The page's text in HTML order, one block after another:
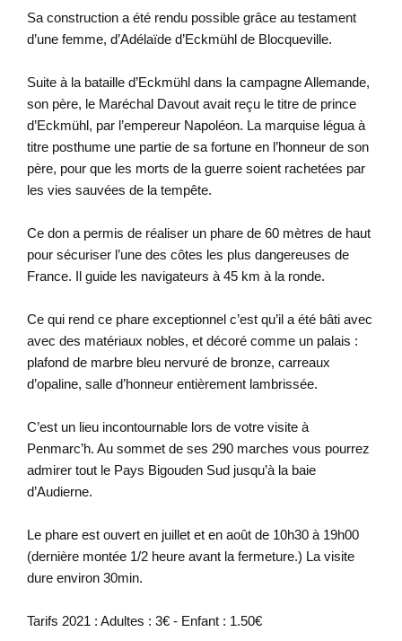
Sa construction a été rendu possible grâce au testament
d’une femme, d’Adélaïde d’Eckmühl de Blocqueville.
Suite à la bataille d’Eckmühl dans la campagne Allemande,
son père, le Maréchal Davout avait reçu le titre de prince
d’Eckmühl, par l’empereur Napoléon. La marquise légua à
titre posthume une partie de sa fortune en l’honneur de son
père, pour que les morts de la guerre soient rachetées par
les vies sauvées de la tempête.
Ce don a permis de réaliser un phare de 60 mètres de haut
pour sécuriser l’une des côtes les plus dangereuses de
France. Il guide les navigateurs à 45 km à la ronde.
Ce qui rend ce phare exceptionnel c’est qu’il a été bâti avec
avec des matériaux nobles, et décoré comme un palais :
plafond de marbre bleu nervuré de bronze, carreaux
d’opaline, salle d’honneur entièrement lambrissée.
C’est un lieu incontournable lors de votre visite à
Penmarc’h. Au sommet de ses 290 marches vous pourrez
admirer tout le Pays Bigouden Sud jusqu’à la baie
d’Audierne.
Le phare est ouvert en juillet et en août de 10h30 à 19h00
(dernière montée 1/2 heure avant la fermeture.) La visite
dure environ 30min.
Tarifs 2021 : Adultes : 3€ - Enfant : 1.50€